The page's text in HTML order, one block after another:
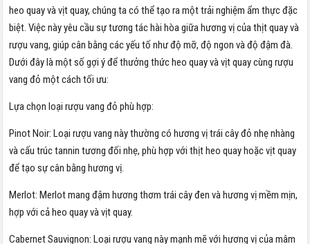
heo quay và vịt quay, chúng ta có thể tạo ra một trải nghiệm ẩm thực đặc
biệt. Việc này yêu cầu sự tương tác hài hòa giữa hương vị của thịt quay và
rượu vang, giúp cân bằng các yếu tố như độ mỡ, độ ngon và độ đậm đà.
Dưới đây là một số gợi ý để thưởng thức heo quay và vịt quay cùng rượu
vang đỏ một cách tối ưu:
Lựa chọn loại rượu vang đỏ phù hợp:
Pinot Noir: Loại rượu vang này thường có hương vị trái cây đỏ nhẹ nhàng
và cấu trúc tannin tương đối nhẹ, phù hợp với thịt heo quay hoặc vịt quay
để tạo sự cân bằng hương vị.
Merlot: Merlot mang đậm hương thơm trái cây đen và hương vị mềm mịn,
hợp với cả heo quay và vịt quay.
Cabernet Sauvignon: Loại rượu vang này mạnh mẽ với hương vị của mâm